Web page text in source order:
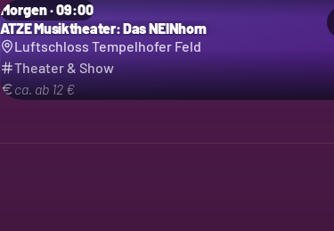
Morgen · 09:00
ATZE Musiktheater: Das NEINhorn
Luftschloss Tempelhofer Feld
Theater & Show
ca. ab 12 €